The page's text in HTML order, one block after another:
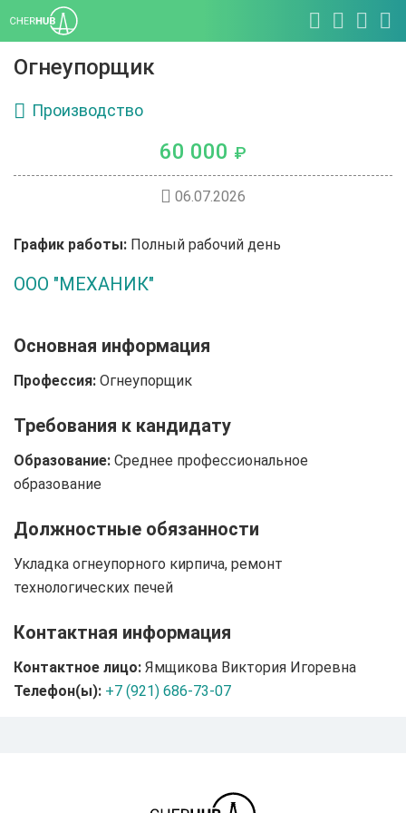
Огнеупорщик
Производство
60 000 ₽
06.07.2026
График работы: Полный рабочий день
ООО "МЕХАНИК"
Основная информация
Профессия: Огнеупорщик
Требования к кандидату
Образование: Среднее профессиональное
образование
Должностные обязанности
Укладка огнеупорного кирпича, ремонт
технологических печей
Контактная информация
Контактное лицо: Ямщикова Виктория Игоревна
Телефон(ы): +7 (921) 686-73-07